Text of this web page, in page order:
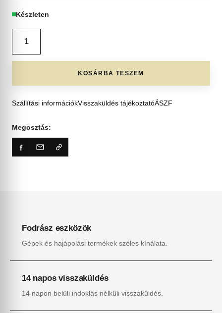
Készleten
KOSÁRBA TESZEM
Szállítási információkVisszaküldés tájékoztatóÁSZF
Megosztás:
Fodrász eszközök
Gépek és hajápolási termékek széles kínálata.
14 napos visszaküldés
14 napon belüli indoklás nélküli visszaküldés.